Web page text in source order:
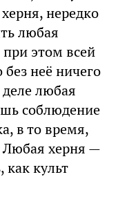
нередко
любая
этом всей
неё ничего
любая
соблюдение
в то время,
Любая херня —
как культ